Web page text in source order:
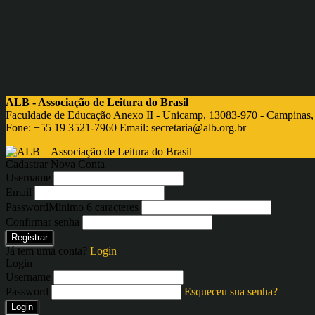
ALB - Associação de Leitura do Brasil
Faculdade de Educação Anexo II - Unicamp, 13083-970 - Campinas,
Fone: +55 19 3521-7960 Email: secretaria@alb.org.br
Cadastrar Nova Conta
Username
Email
PasswordMínimo 6 caracteres
Confirmar senha
Registrar
Já tem uma conta? Login
Login
Username
Password
Esqueceu sua senha?
Login